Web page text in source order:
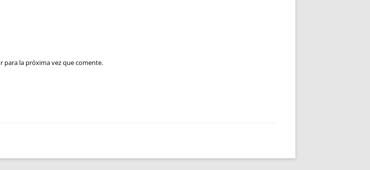
para la próxima vez que comente.